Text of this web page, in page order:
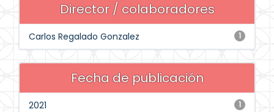
Director / colaboradores
1
Carlos Regalado Gonzalez
Fecha de publicación
1
2021